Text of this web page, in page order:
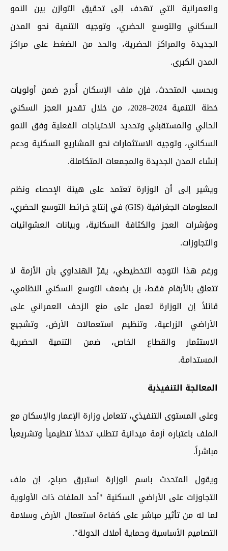
والعمرانية التي تهدف إلى تحقيق التوازن بين النمو
السكاني والتوسع الحضري، وتوجيه التنمية نحو المدن
الجديدة والمراكز الحضرية، والحد من الضغط على مراكز
المدن الكبرى.
وبحسب المتحدث، فإن ملف الإسكان أُدرج ضمن أولويات
خطة التنمية 2024–2028، من خلال تقدير العجز السكني
الحالي والمستقبلي وتحديد الاحتياجات الفعلية وفق النمو
السكاني، وتوجيه الاستثمارات نحو المشاريع السكنية ودعم
إنشاء المدن الجديدة والمجمعات المتكاملة.
ويشير إلى أن الوزارة تعتمد على هيئة الإحصاء ونظم
المعلومات الجغرافية (GIS
) في إنتاج خرائط التوسع الحضري،
ومؤشرات العجز والكثافة السكانية، وبيانات العشوائيات
والتجاوزات.
ورغم هذا التوجه التخطيطي، يقرّ الهنداوي بأن الأزمة لا
تتعلق بالأرقام فقط، بل بضعف التوسع السكني النظامي،
قائلاً إن الوزارة تعمل على منع الزحف العمراني على
الأراضي الزراعية، وتنظيم استعمالات الأرض، وتشجيع
الاستثمار والقطاع الخاص، ضمن التنمية الحضرية
المستدامة.
المعالجة التنفيذية
وعلى المستوى التنفيذي، تتعامل وزارة الإعمار والإسكان مع
الملف باعتباره أزمة ميدانية تتطلب تدخلاً تنظيمياً وتشريعياً
مباشراً.
ويقول المتحدث باسم الوزارة استبرق صباح، إن ملف
التجاوزات على الأراضي السكنية "أحد الملفات ذات الأولوية
لما له من تأثير مباشر على كفاءة استعمال الأرض وسلامة
التصاميم الأساسية وحماية أملاك الدولة".